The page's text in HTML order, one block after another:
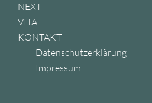
NEXT
VITA
KONTAKT
Datenschutzerklärung
Impressum